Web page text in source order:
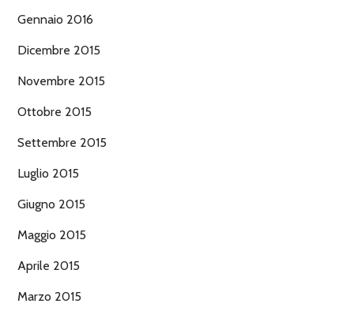
Gennaio 2016
Dicembre 2015
Novembre 2015
Ottobre 2015
Settembre 2015
Luglio 2015
Giugno 2015
Maggio 2015
Aprile 2015
Marzo 2015